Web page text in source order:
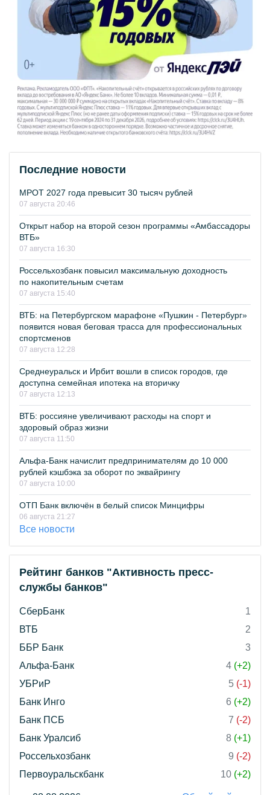
Последние новости
МРОТ 2027 года превысит 30 тысяч рублей
07 августа 20:46
Открыт набор на второй сезон программы «Амбассадоры
ВТБ»
07 августа 16:30
Россельхозбанк повысил максимальную доходность
по накопительным счетам
07 августа 15:40
ВТБ: на Петербургском марафоне «Пушкин - Петербург»
появится новая беговая трасса для профессиональных
спортсменов
07 августа 12:28
Среднеуральск и Ирбит вошли в список городов, где
доступна семейная ипотека на вторичку
07 августа 12:13
ВТБ: россияне увеличивают расходы на спорт и
здоровый образ жизни
07 августа 11:50
Альфа-Банк начислит предпринимателям до 10 000
рублей кэшбэка за оборот по эквайрингу
07 августа 10:00
ОТП Банк включён в белый список Минцифры
06 августа 21:27
Все новости
Рейтинг банков "Активность пресс-
службы банков"
СберБанк
1
ВТБ
2
ББР Банк
3
Альфа-Банк
4 (+2)
УБРиР
5 (-1)
Банк Инго
6 (+2)
Банк ПСБ
7 (-2)
Банк Уралсиб
8 (+1)
Россельхозбанк
9 (-2)
Первоуральскбанк
10 (+2)